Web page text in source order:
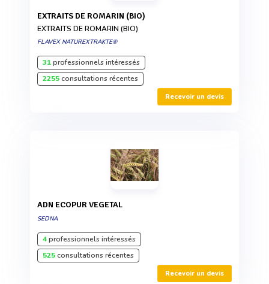
EXTRAITS DE ROMARIN (BIO)
EXTRAITS DE ROMARIN (BIO)
FLAVEX NATUREXTRAKTE®
31professionnels intéressés
2255consultations récentes
Recevoir un devis
ADN ECOPUR VEGETAL
SEDNA
4professionnels intéressés
525consultations récentes
Recevoir un devis